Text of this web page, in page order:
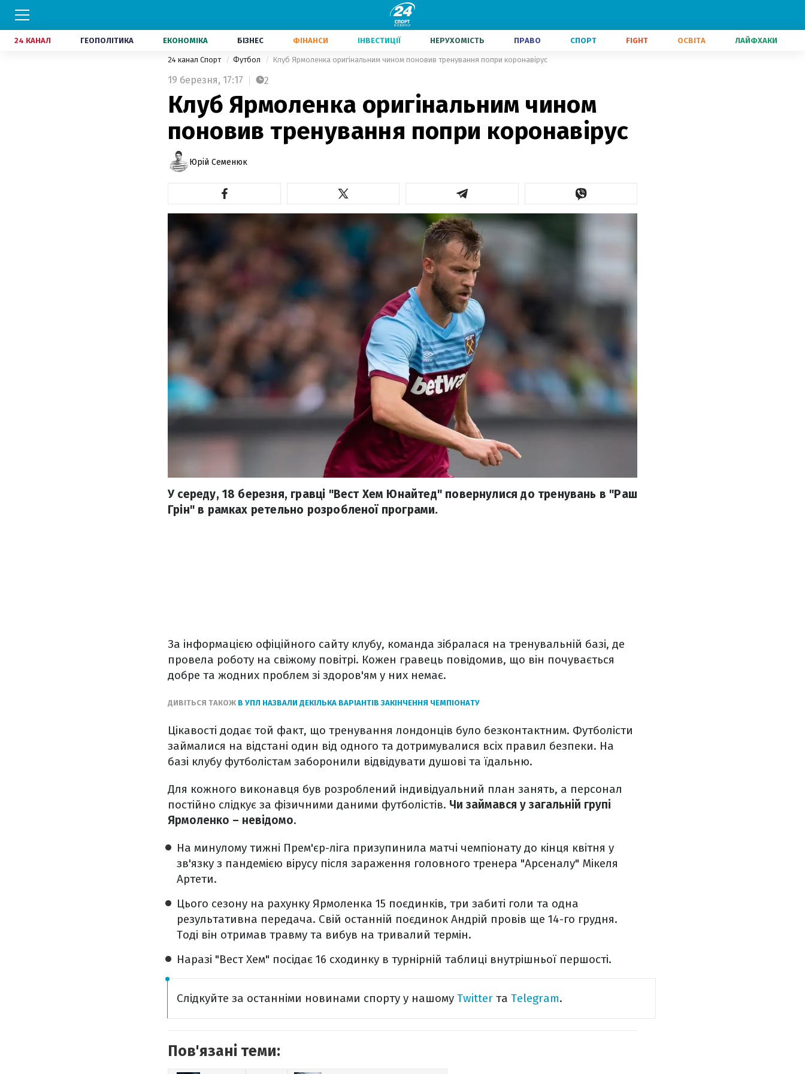
24 КАНАЛ ГЕОПОЛІТИКА ЕКОНОМІКА БІЗНЕС ФІНАНСИ ІНВЕСТИЦІЇ НЕРУХОМІСТЬ ПРАВО СПОРТ FIGHT ОСВІТА ЛАЙФХАКИ
24 канал Спорт Футбол Клуб Ярмоленка оригінальним чином поновив тренування попри коронавірус
19 березня, 17:17 2
Клуб Ярмоленка оригінальним чином
поновив тренування попри коронавірус
Юрій Семенюк
У середу, 18 березня, гравці "Вест Хем Юнайтед" повернулися до тренувань в "Раш
Грін" в рамках ретельно розробленої програми.
За інформацією офіційного сайту клубу, команда зібралася на тренувальній базі, де
провела роботу на свіжому повітрі. Кожен гравець повідомив, що він почувається
добре та жодних проблем зі здоров'ям у них немає.
ДИВІТЬСЯ ТАКОЖ В УПЛ НАЗВАЛИ ДЕКІЛЬКА ВАРІАНТІВ ЗАКІНЧЕННЯ ЧЕМПІОНАТУ
Цікавості додає той факт, що тренування лондонців було безконтактним. Футболісти
займалися на відстані один від одного та дотримувалися всіх правил безпеки. На
базі клубу футболістам заборонили відвідувати душові та їдальню.
Для кожного виконавця був розроблений індивідуальний план занять, а персонал
постійно слідкує за фізичними даними футболістів. Чи займався у загальній групі
Ярмоленко – невідомо.
На минулому тижні Прем'єр-ліга призупинила матчі чемпіонату до кінця квітня у
зв'язку з пандемією вірусу після зараження головного тренера "Арсеналу" Мікеля
Артети.
Цього сезону на рахунку Ярмоленка 15 поєдинків, три забиті голи та одна
результативна передача. Свій останній поєдинок Андрій провів ще 14-го грудня.
Тоді він отримав травму та вибув на тривалий термін.
Наразі "Вест Хем" посідає 16 сходинку в турнірній таблиці внутрішньої першості.
Слідкуйте за останніми новинами спорту у нашому Twitter та Telegram.
Пов'язані теми: